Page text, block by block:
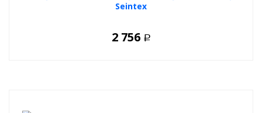
Seintex
2 756 Р